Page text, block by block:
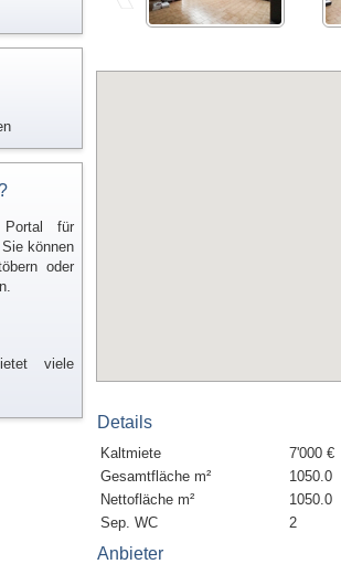
für
können
oder
viele
Details
Kaltmiete
7'000 €
Gesamtfläche m²
1050.0
Nettofläche m²
1050.0
Sep. WC
2
Anbieter